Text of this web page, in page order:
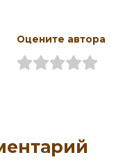
Оцените автора